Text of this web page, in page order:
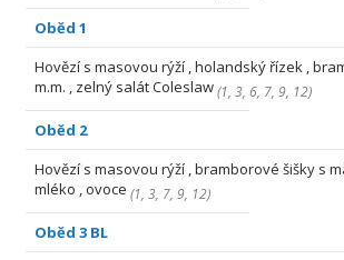
Oběd 1
Hovězí s masovou rýží , holandský řízek ,
m.m. , zelný salát Coleslaw(1, 3, 6, 7, 9, 12)
Oběd 2
Hovězí s masovou rýží , bramborové šišky s
mléko , ovoce (1, 3, 7, 9, 12)
Oběd 3 BL